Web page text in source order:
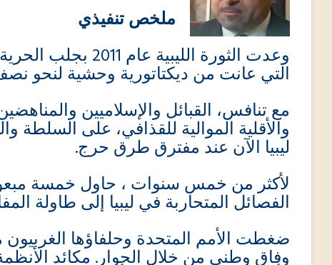
ملخص تنفيذي
وعدت الثورة
التي عانت من ديكتاتورية وحشية لنحو
مع تنافس، القبائل والإسلاميين
والأقلية الموالية للقذافي، على السلطة
ليبيا الآن عند مفترق طرق حرج.
لأكثر من خمس سنوات ، حاول خمسة
الفصائل المتحاربة في ليبيا إلى طاولة
ضغطت الأمم المتحدة وحلفاؤها
وفاق وطني من خلال الحوار. مكائد الأنظمة